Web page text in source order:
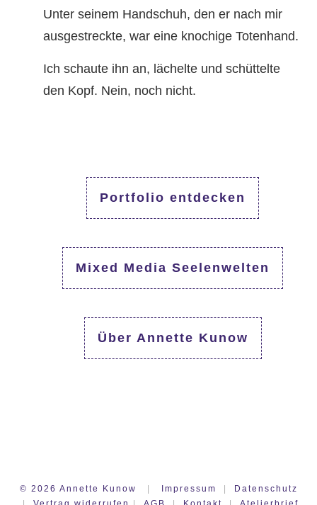
Unter seinem Handschuh, den er nach mir
ausgestreckte, war eine knochige Totenhand.
Ich schaute ihn an, lächelte und schüttelte
den Kopf. Nein, noch nicht.
Portfolio entdecken
Mixed Media Seelenwelten
Über Annette Kunow
© 2026 Annette Kunow Impressum
Datenschutz